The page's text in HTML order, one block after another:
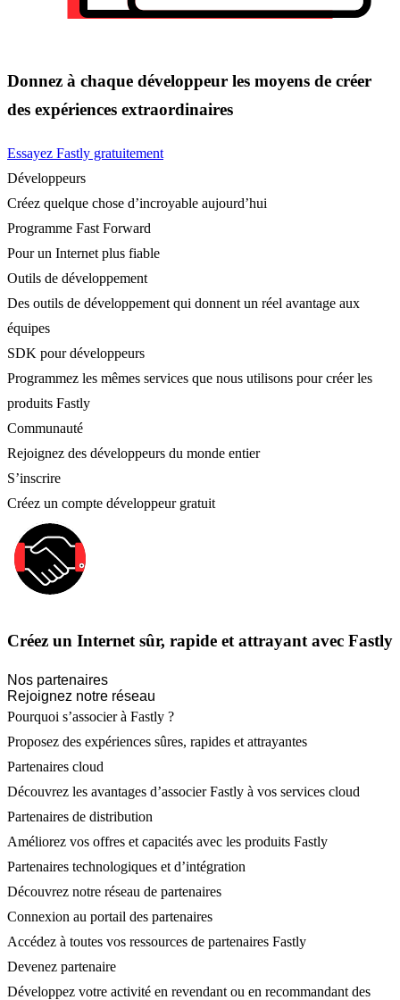
Donnez à chaque développeur les moyens de créer
des expériences extraordinaires
Essayez Fastly gratuitement
Développeurs
Créez quelque chose d’incroyable aujourd’hui
Programme Fast Forward
Pour un Internet plus fiable
Outils de développement
Des outils de développement qui donnent un réel avantage aux
équipes
SDK pour développeurs
Programmez les mêmes services que nous utilisons pour créer les
produits Fastly
Communauté
Rejoignez des développeurs du monde entier
S’inscrire
Créez un compte développeur gratuit
Créez un Internet sûr, rapide et attrayant avec Fastly
Nos partenaires
Rejoignez notre réseau
Pourquoi s’associer à Fastly ?
Proposez des expériences sûres, rapides et attrayantes
Partenaires cloud
Découvrez les avantages d’associer Fastly à vos services cloud
Partenaires de distribution
Améliorez vos offres et capacités avec les produits Fastly
Partenaires technologiques et d’intégration
Découvrez notre réseau de partenaires
Connexion au portail des partenaires
Accédez à toutes vos ressources de partenaires Fastly
Devenez partenaire
Développez votre activité en revendant ou en recommandant des